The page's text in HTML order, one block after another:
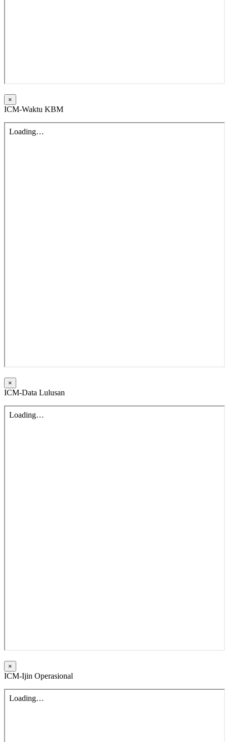
×
ICM-Waktu KBM
×
ICM-Data Lulusan
×
ICM-Ijin Operasional